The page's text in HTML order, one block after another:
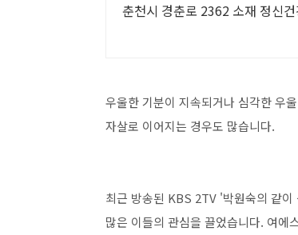
춘천시 경춘로 2362 소재 정신
우울한 기분이 지속되거나 심각한 우
자살로 이어지는 경우도 많습니다.
최근 방송된 KBS 2TV '박원숙의 같
많은 이들의 관심을 끌었습니다. 여에